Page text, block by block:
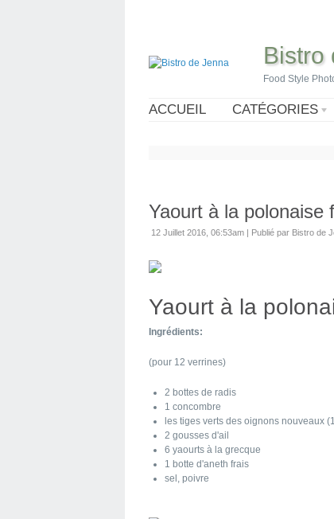
Bistro
Food Style
ACCUEIL CATÉGORIES
Yaourt à la polonaise
12 Juillet 2016, 06:53am | Publié par Bistro de
Yaourt à la
Ingrédients:
(pour 12 verrines)
2 bottes de radis
1 concombre
les tiges verts des oignons nouveaux
2 gousses d'ail
6 yaourts à la grecque
1 botte d'aneth frais
sel, poivre